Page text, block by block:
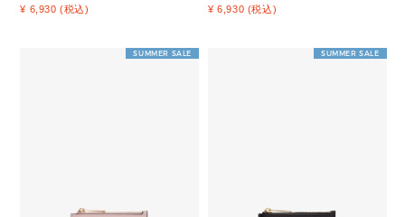
¥ 6,930 (税込)
¥ 6,930 (税込)
SUMMER SALE SUMMER SALE